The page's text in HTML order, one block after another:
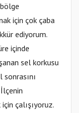
için çok çaba
ediyorum.
içinde
sel korkusu
çalışıyoruz.